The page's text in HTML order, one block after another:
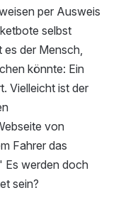
per Ausweis
selbst
der Mensch,
könnte: Ein
Vielleicht ist der
von
Fahrer das
Es werden doch
sein?